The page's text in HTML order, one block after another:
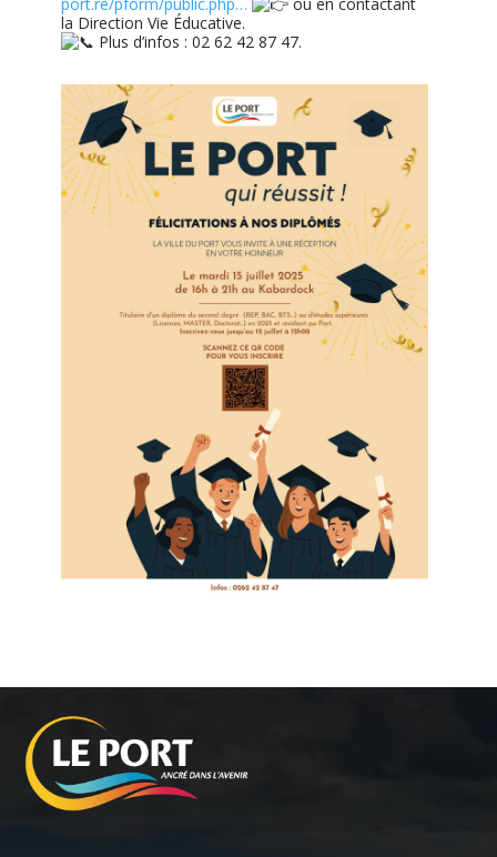
la Direction Vie Éducative.
Plus d’infos : 02 62 42 87 47.